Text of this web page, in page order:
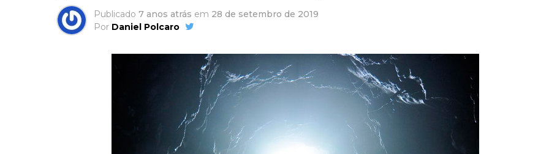
Publicado 7 anos atrás em 28 de setembro de 2019
Por Daniel Polcaro